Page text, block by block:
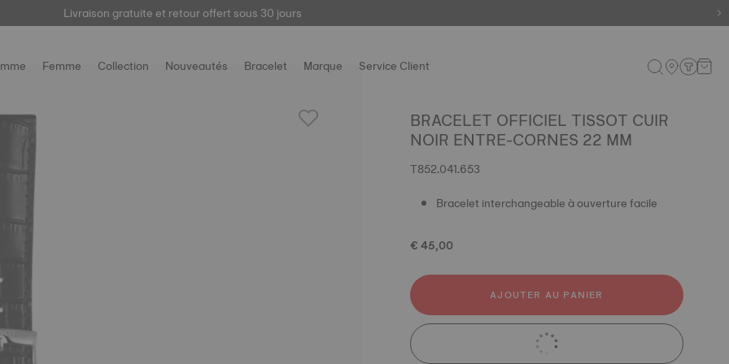
Livraison gratuite et retour offert sous 30 jours
ici
Femme Collection Nouveautés Bracelet Marque Service Client
BRACELET OFFICIEL TISSOT CUIR
NOIR ENTRE-CORNES 22 MM
T852.041.653
Bracelet interchangeable à ouverture facile
€ 45,00
AJOUTER AU PANIER